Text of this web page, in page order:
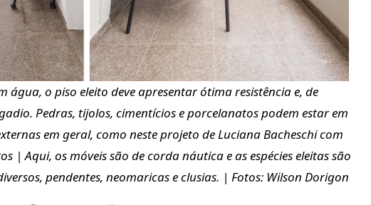
água, o piso eleito deve apresentar ótima resistência e, de
Pedras, tijolos, cimentícios e porcelanatos podem estar em
em geral, como neste projeto de Luciana Bacheschi com
| Aqui, os móveis são de corda náutica e as espécies eleitas são
pendentes, neomaricas e clusias. | Fotos: Wilson Dorigon